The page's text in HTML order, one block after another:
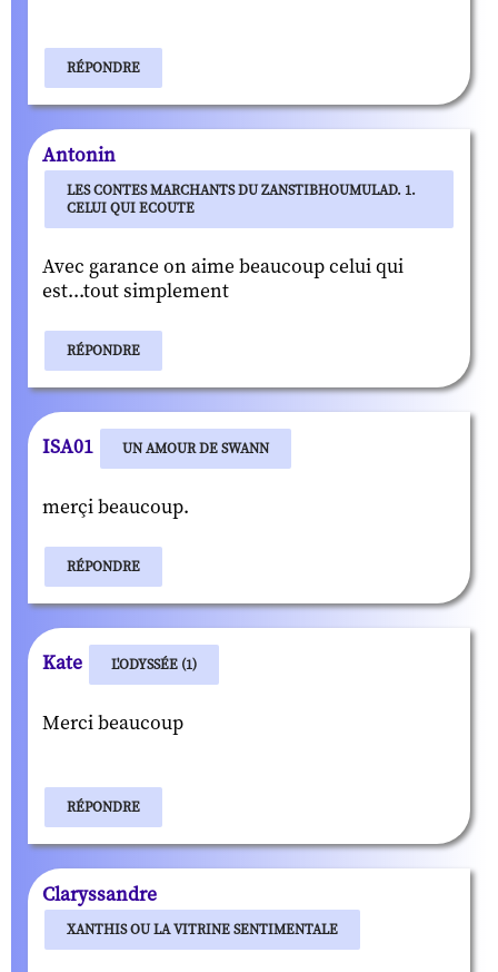
RÉPONDRE
Antonin
LES CONTES MARCHANTS DU ZANSTIBHOUMULAD. 1.
CELUI QUI ECOUTE
Avec garance on aime beaucoup celui qui
est...tout simplement
RÉPONDRE
ISA01 UN AMOUR DE SWANN
merçi beaucoup.
RÉPONDRE
Kate L'ODYSSÉE (1)
Merci beaucoup
RÉPONDRE
Claryssandre
XANTHIS OU LA VITRINE SENTIMENTALE